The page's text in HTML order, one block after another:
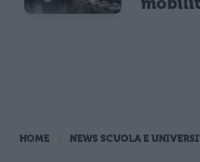
HOME NEWS SCUOLA E